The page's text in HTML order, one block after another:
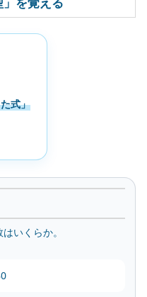
式」
いくらか。